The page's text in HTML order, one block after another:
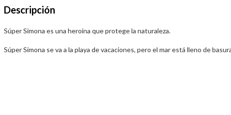
Descripción
Súper Simona es una heroína que protege la naturaleza.
Súper Simona se va a la playa de vacaciones, pero el mar está lleno de